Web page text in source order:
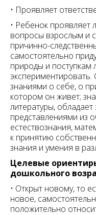
• Проявляет
• Ребенок проявляет
вопросы взрослым и
причинно-
самостоятельно
природы и поступкам
знаниями о себе, о
котором он живет;
литературы,
представлениями из
естествознания,
к принятию
знания и умения в
Целевые
дошкольного
• Открыт новому, то
новое,
положительно